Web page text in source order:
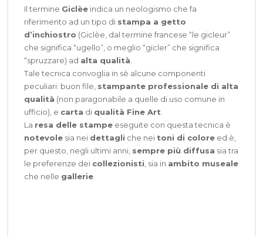
Il termine Giclèeindica un neologismo che fa
riferimento ad un tipo di stampa a getto
d’inchiostro (Giclèe, dal termine francese “le gicleur”
che significa “ugello”, o meglio “gicler” che significa
“spruzzare) ad alta qualità.
Tale tecnica convoglia in sè alcune componenti
peculiari: buon file, stampante professionale di alta
qualità (non paragonabile a quelle di uso comune in
ufficio), e carta di qualità Fine Art.
La resa delle stampeeseguite con questa tecnica è
notevolesia nei dettagli che nei toni di coloreed è,
per questo, negli ultimi anni, sempre più diffusa sia tra
le preferenze dei collezionisti, sia in ambito museale
che nelle gallerie.